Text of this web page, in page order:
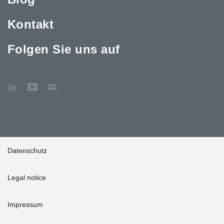
Kontakt
Folgen Sie uns auf
Datenschutz
Legal notice
Impressum